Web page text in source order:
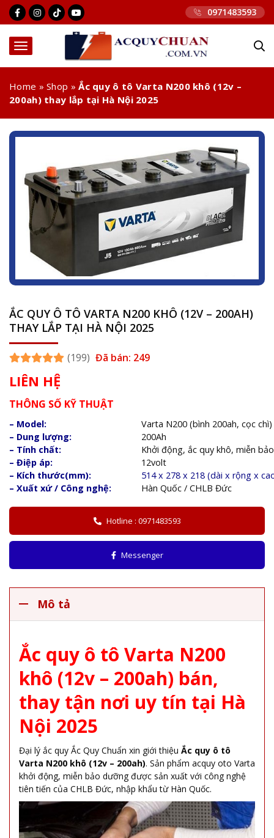
0971483593
Home »Shop »Ắc quy ô tô Varta N200 khô (12v –
200ah) thay lắp tại Hà Nội 2025
ẮC QUY Ô TÔ VARTA N200 KHÔ (12V – 200AH)
THAY LẮP TẠI HÀ NỘI 2025
(199) Đã bán: 249
LIÊN HỆ
THÔNG SỐ KỸ THUẬT
– Model:
Varta N200 (bình 200ah, cọc chì)
– Dung lượng:
200Ah
– Tính chất:
Khởi động, ắc quy khô, miễn
– Điệp áp:
12volt
– Kích thước(mm):
514 x 278 x 218 (dài x rộng x
– Xuất xứ / Công nghệ:
Hàn Quốc / CHLB Đức
Hotline : 0971483593
Messenger
Mô tả
Ắc quy ô tô Varta N200
khô (12v – 200ah) bán,
thay tận nơi uy tín tại Hà
Nội 2025
Đại lý ắc quy Ắc Quy Chuẩn xin giới thiệu Ắc quy ô tô
Varta N200 khô (12v – 200ah). Sản phẩm acquy oto Varta
khởi động, miễn bảo dưỡng được sản xuất với công nghệ
tiên tiến của CHLB Đức, nhập khẩu từ Hàn Quốc.